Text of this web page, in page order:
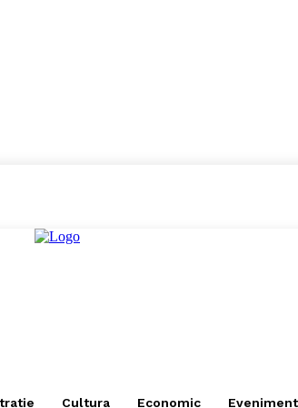
Cultura Economic Eveniment